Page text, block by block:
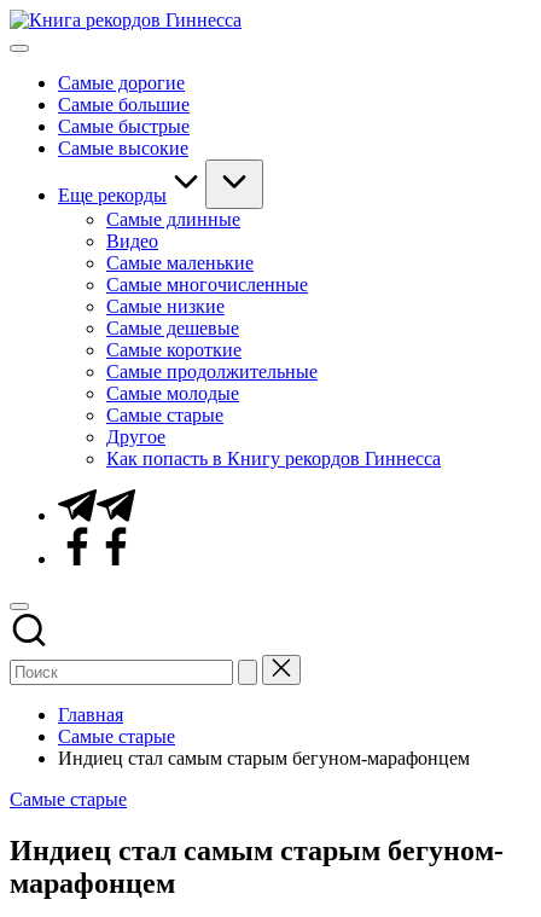
Перейти
к
Мировые
ГиннессаСамые дорогие
Самые большие
Самые быстрые
Самые высокие
Еще рекорды
Самые длинные
Видео
Самые маленькие
Самые многочисленные
Самые низкие
Самые дешевые
Самые короткие
Самые продолжительные
Самые молодые
Самые старые
Другое
Как попасть в Книгу рекордов Гиннесса
Telegram
Facebook
Главная
Самые старые
Индиец стал самым старым бегуном-марафонцем
Опубликовано
Самые старые
Индиец стал самым старым бегуном-
марафонцем